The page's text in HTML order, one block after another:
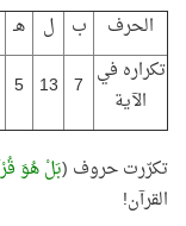
الحرف
ب ل هـ
تكراره في
الآية
7
13
5
تكرّرت حروف (بَلْ هُوَ
القرآن!